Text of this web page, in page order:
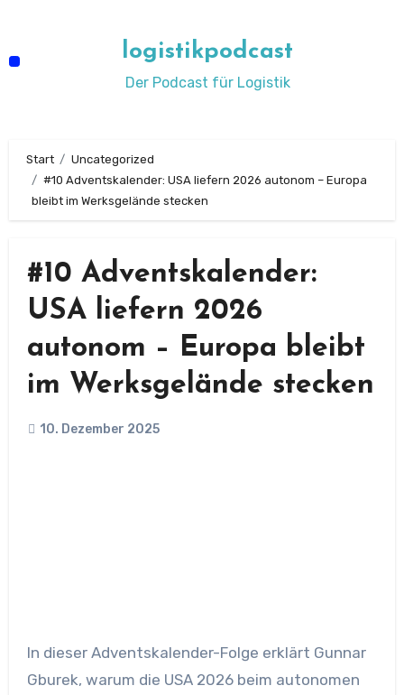
springen
logistikpodcast
Der Podcast für Logistik
Start
Uncategorized
#10 Adventskalender: USA liefern 2026 autonom – Europa
bleibt im Werksgelände stecken
#10 Adventskalender:
USA liefern 2026
autonom – Europa bleibt
im Werksgelände stecken
10. Dezember 2025
In dieser Adventskalender-Folge erklärt Gunnar
Gburek, warum die USA 2026 beim autonomen